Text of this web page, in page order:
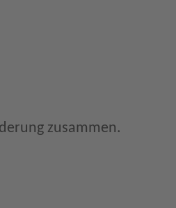
zusammen.